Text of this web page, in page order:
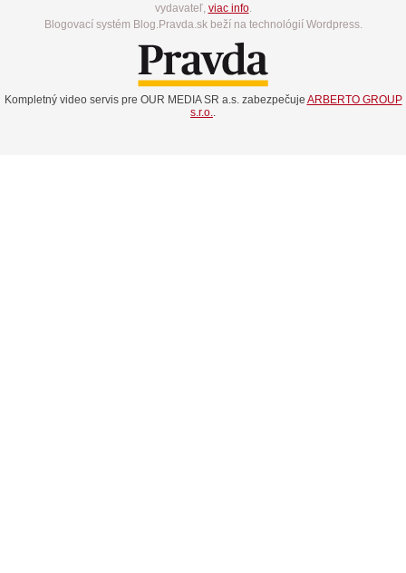
vydavateľ, viac info.
Blogovací systém Blog.Pravda.sk beží na technológií Wordpress.
Kompletný video servis pre OUR MEDIA SR a.s. zabezpečuje ARBERTO GROUP
s.r.o.